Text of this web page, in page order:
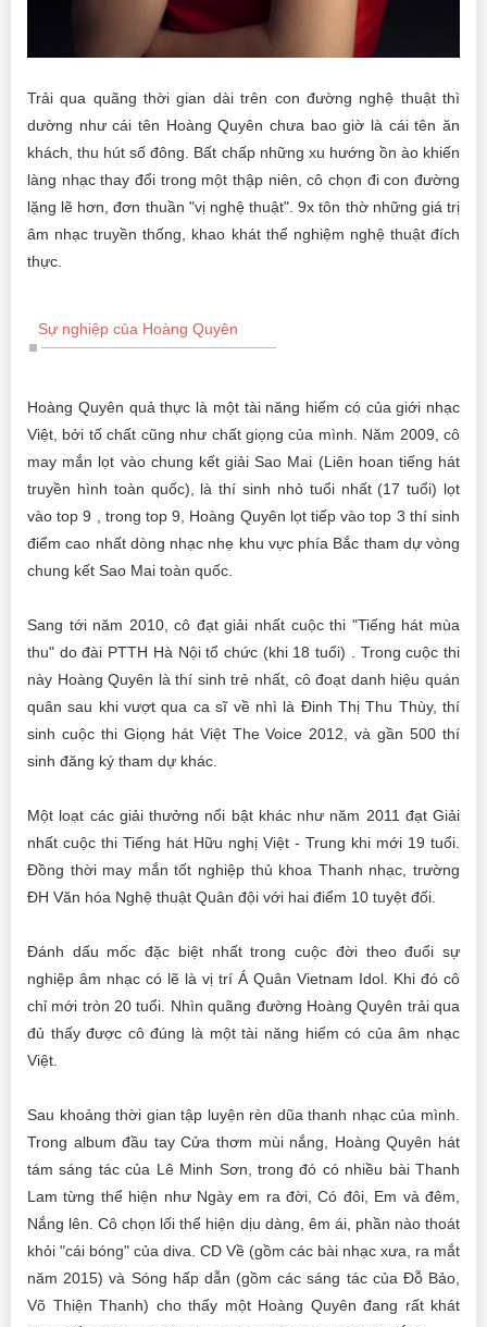
Trải qua quãng thời gian dài trên con đường nghệ thuật thì
dường như cái tên Hoàng Quyên chưa bao giờ là cái tên ăn
khách, thu hút số đông. Bất chấp những xu hướng ồn ào khiến
làng nhạc thay đổi trong một thập niên, cô chọn đi con đường
lặng lẽ hơn, đơn thuần "vị nghệ thuật". 9x tôn thờ những giá trị
âm nhạc truyền thống, khao khát thể nghiệm nghệ thuật đích
thực.
Sự nghiệp của Hoàng Quyên
Hoàng Quyên quả thực là một tài năng hiếm có của giới nhạc
Việt, bởi tố chất cũng như chất giọng của mình. Năm 2009, cô
may mắn lọt vào chung kết giải Sao Mai (Liên hoan tiếng hát
truyền hình toàn quốc), là thí sinh nhỏ tuổi nhất (17 tuổi) lọt
vào top 9 , trong top 9, Hoàng Quyên lọt tiếp vào top 3 thí sinh
điểm cao nhất dòng nhạc nhẹ khu vực phía Bắc tham dự vòng
chung kết Sao Mai toàn quốc.
Sang tới năm 2010, cô đạt giải nhất cuộc thi "Tiếng hát mùa
thu" do đài PTTH Hà Nội tổ chức (khi 18 tuổi) . Trong cuộc thi
này Hoàng Quyên là thí sinh trẻ nhất, cô đoạt danh hiệu quán
quân sau khi vượt qua ca sĩ về nhì là Đinh Thị Thu Thùy, thí
sinh cuộc thi Giọng hát Việt The Voice 2012, và gần 500 thí
sinh đăng ký tham dự khác.
Một loạt các giải thưởng nổi bật khác như năm 2011 đạt Giải
nhất cuộc thi Tiếng hát Hữu nghị Việt - Trung khi mới 19 tuổi.
Đồng thời may mắn tốt nghiệp thủ khoa Thanh nhạc, trường
ĐH Văn hóa Nghệ thuật Quân đội với hai điểm 10 tuyệt đối.
Đánh dấu mốc đặc biệt nhất trong cuộc đời theo đuổi sự
nghiệp âm nhạc có lẽ là vị trí Á Quân Vietnam Idol. Khi đó cô
chỉ mới tròn 20 tuổi. Nhìn quãng đường Hoàng Quyên trải qua
đủ thấy được cô đúng là một tài năng hiếm có của âm nhạc
Việt.
Sau khoảng thời gian tập luyện rèn dũa thanh nhạc của mình.
Trong album đầu tay Cửa thơm mùi nắng, Hoàng Quyên hát
tám sáng tác của Lê Minh Sơn, trong đó có nhiều bài Thanh
Lam từng thể hiện như Ngày em ra đời, Có đôi, Em và đêm,
Nắng lên. Cô chọn lối thể hiện dịu dàng, êm ái, phần nào thoát
khỏi "cái bóng" của diva. CD Về (gồm các bài nhạc xưa, ra mắt
năm 2015) và Sóng hấp dẫn (gồm các sáng tác của Đỗ Bảo,
Võ Thiện Thanh) cho thấy một Hoàng Quyên đang rất khát